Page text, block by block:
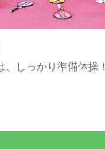
しっかり準備体操！